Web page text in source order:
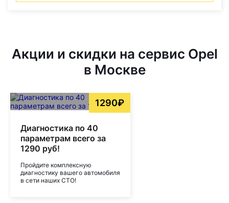
Акции и скидки на сервис Opel
в Москве
1290₽
Диагностика по 40
параметрам всего за
1290 руб!
Пройдите комплексную
диагностику вашего автомобиля
в сети наших СТО!